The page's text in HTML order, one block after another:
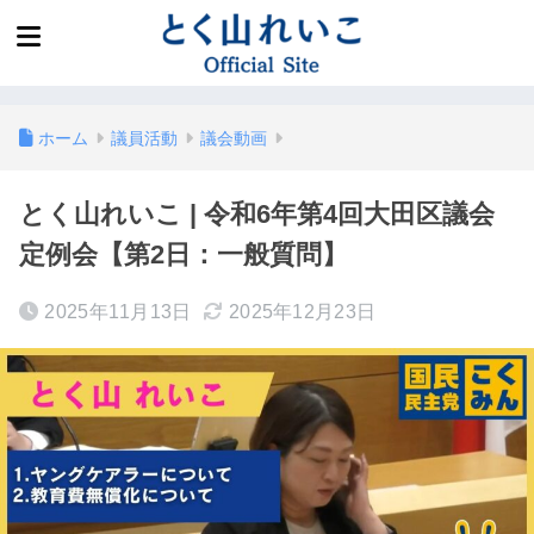
ホーム 議員活動 議会動画
とく山れいこ | 令和6年第4回大田区議会
定例会【第2日：一般質問】
2025年11月13日 2025年12月23日